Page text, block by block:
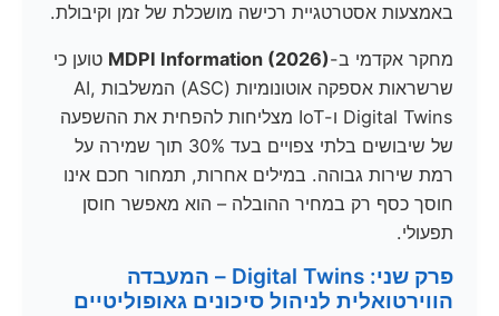
באמצעות אסטרטגיית רכישה מושכלת של זמן וקיבולת.
מחקר אקדמי ב-MDPI Information (2026) טוען כי
שרשראות אספקה אוטונומיות (ASC) המשלבות AI,
Digital Twins ו-IoT מצליחות להפחית את ההשפעה
של שיבושים בלתי צפויים בעד 30% תוך שמירה על
רמת שירות גבוהה. במילים אחרות, תמחור חכם אינו
חוסך כסף רק במחיר ההובלה – הוא מאפשר חוסן
תפעולי.
פרק שני: Digital Twins – המעבדה
הווירטואלית לניהול סיכונים גאופוליטיים